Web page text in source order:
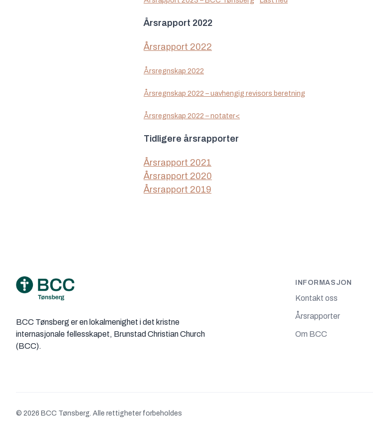
Årsrapport 2022
Årsrapport 2022
Årsregnskap 2022
Årsregnskap 2022 – uavhengig revisors beretning
Årsregnskap 2022 – notater<
Tidligere årsrapporter
Årsrapport 2021
Årsrapport 2020
Årsrapport 2019
BCC Tønsberg er en lokalmenighet i det kristne
internasjonale fellesskapet, Brunstad Christian Church
(BCC).
INFORMASJON
Kontakt oss
Årsrapporter
Om BCC
© 2026 BCC Tønsberg. Alle rettigheter forbeholdes